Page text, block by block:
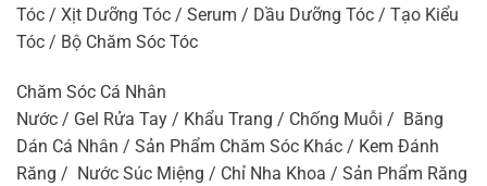
Tóc / Xịt Dưỡng Tóc / Serum / Dầu Dưỡng Tóc / Tạo Kiểu
Tóc / Bộ Chăm Sóc Tóc
Chăm Sóc Cá Nhân
Nước / Gel Rửa Tay / Khẩu Trang / Chống Muỗi / Băng
Dán Cá Nhân / Sản Phẩm Chăm Sóc Khác / Kem Đánh
Răng / Nước Súc Miệng / Chỉ Nha Khoa / Sản Phẩm Răng